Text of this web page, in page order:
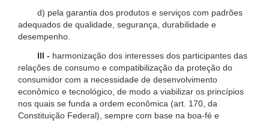
d) pela garantia dos produtos e serviços com padrões
adequados de qualidade, segurança, durabilidade e
desempenho.
III - harmonização dos interesses dos participantes das
relações de consumo e compatibilização da proteção do
consumidor com a necessidade de desenvolvimento
econômico e tecnológico, de modo a viabilizar os princípios
nos quais se funda a ordem econômica (art. 170, da
Constituição Federal), sempre com base na boa-fé e